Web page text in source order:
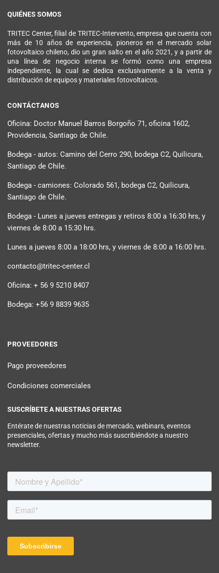
QUIÉNES SOMOS
TRITEC Center, filial de TRITEC-Intervento, empresa que cuenta con
más de 10 años de experiencia, pioneros en el mercado solar
fotovoltaico chileno, dio un gran salto en el año 2021, y a partir de
una línea de negocio interna se formó como una empresa
independiente, la cual se dedica exclusivamente a la venta y
distribución de equipos y materiales fotovoltaicos.
CONTÁCTANOS
Oficina: Doctor Manuel Barros Borgoño 71, oficina 1602,
Providencia, Santiago de Chile.
Bodega - autos: Camino del Cerro 290, bodega C2, Quilicura,
Santiago de Chile.
Bodega - camiones: Colorado 561, bodega C2, Quilicura,
Santiago de Chile.
Bodega - Lunes a jueves entregas y retiros 8:00 a 16:30 hrs, y
viernes de 8:00 a 15:30 hrs.
Lunes a jueves 8:00 a 18:00 hrs, y viernes de 8:00 a 16:00 hrs.
contacto@tritec-center.cl
Oficina: + 56 9 5210 8407
Bodega: +56 9 8839 9635
PROVEEDORES
Pago proveedores
Condiciones comerciales
SUSCRÍBETE A NUESTRAS OFERTAS
Entérate de nuestras noticias de mercado, webinars, eventos
presenciales, ofertas y mucho más suscribiéndote a nuestro
newsletter.